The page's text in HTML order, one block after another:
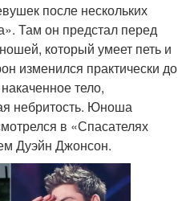
после нескольких
Там он предстал перед
который умеет петь и
изменился практически до
тело,
небритость. Юноша
в «Спасателях
Дуэйн Джонсон.